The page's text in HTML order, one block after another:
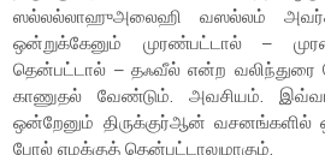
ஸல்லல்லாஹுஅலைஹி வஸல்லம்
ஒன்றுக்கேனும் முரண்பட்டால் –
தென்பட்டால் – தஃவீல் என்ற
காணுதல் வேண்டும். அவசியம்.
ஒன்றேனும் திருக்குர்ஆன் வசனங்களில்
போல் எமக்குத் தென்பட்டாலுமாகும்.